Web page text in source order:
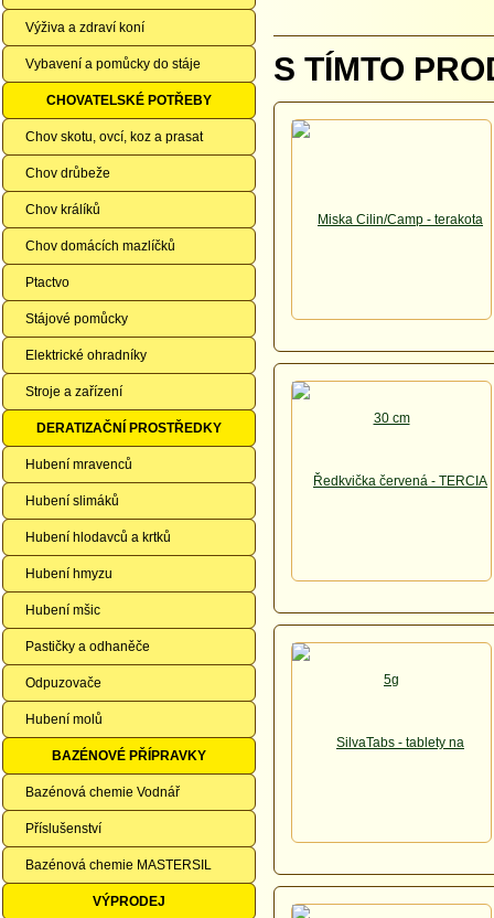
Výživa a zdraví koní
Vybavení a pomůcky do stáje
CHOVATELSKÉ POTŘEBY
Chov skotu, ovcí, koz a prasat
Chov drůbeže
Chov králíků
Chov domácích mazlíčků
Ptactvo
Stájové pomůcky
Elektrické ohradníky
Stroje a zařízení
DERATIZAČNÍ PROSTŘEDKY
Hubení mravenců
Hubení slimáků
Hubení hlodavců a krtků
Hubení hmyzu
Hubení mšic
Pastičky a odhaněče
Odpuzovače
Hubení molů
BAZÉNOVÉ PŘÍPRAVKY
Bazénová chemie Vodnář
Příslušenství
Bazénová chemie MASTERSIL
VÝPRODEJ
S TÍMTO